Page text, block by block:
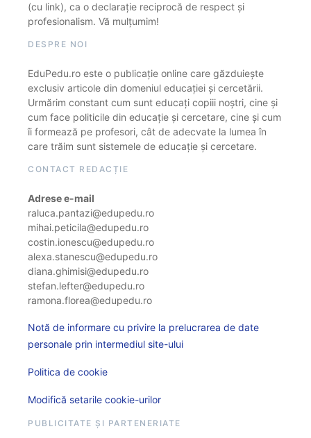
(cu link), ca o declarație reciprocă de respect și
profesionalism. Vă mulțumim!
DESPRE NOI
EduPedu.ro este o publicație online care găzduiește
exclusiv articole din domeniul educației și cercetării.
Urmărim constant cum sunt educați copiii noștri, cine și
cum face politicile din educație și cercetare, cine și cum
îi formează pe profesori, cât de adecvate la lumea în
care trăim sunt sistemele de educație și cercetare.
CONTACT REDACȚIE
Adrese e-mail
raluca.pantazi@edupedu.ro
mihai.peticila@edupedu.ro
costin.ionescu@edupedu.ro
alexa.stanescu@edupedu.ro
diana.ghimisi@edupedu.ro
stefan.lefter@edupedu.ro
ramona.florea@edupedu.ro
Notă de informare cu privire la prelucrarea de date
personale prin intermediul site-ului
Politica de cookie
Modifică setarile cookie-urilor
PUBLICITATE ȘI PARTENERIATE